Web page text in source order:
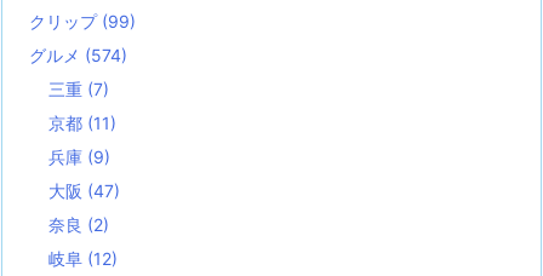
クリップ (99)
グルメ (574)
三重 (7)
京都 (11)
兵庫 (9)
大阪 (47)
奈良 (2)
岐阜 (12)